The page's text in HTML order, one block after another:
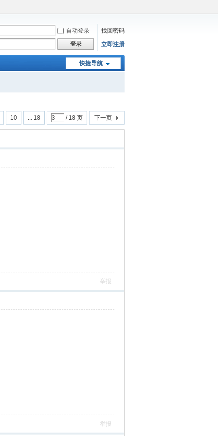
自动登录
找回密码
登录
立即注册
快捷导航
10 ... 18 / 18 页 下一页
举报
举报